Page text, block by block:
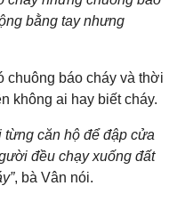
bằng tay nhưng
chuông báo cháy và thời
không ai hay biết cháy.
từng căn hộ để đập cửa
đều chạy xuống đất
, bà Vân nói.